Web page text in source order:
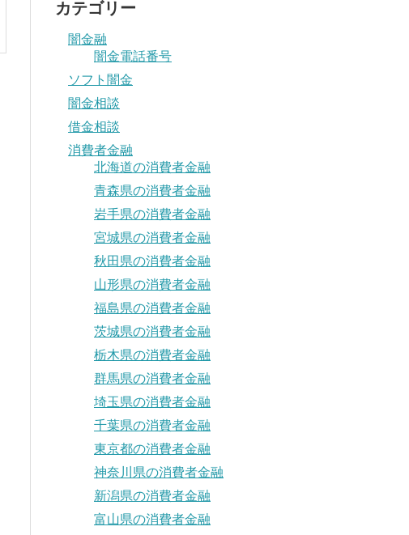
カテゴリー
闇金融
闇金電話番号
ソフト闇金
闇金相談
借金相談
消費者金融
北海道の消費者金融
青森県の消費者金融
岩手県の消費者金融
宮城県の消費者金融
秋田県の消費者金融
山形県の消費者金融
福島県の消費者金融
茨城県の消費者金融
栃木県の消費者金融
群馬県の消費者金融
埼玉県の消費者金融
千葉県の消費者金融
東京都の消費者金融
神奈川県の消費者金融
新潟県の消費者金融
富山県の消費者金融